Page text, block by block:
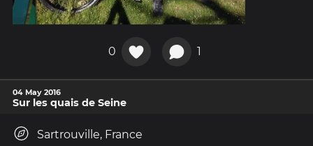
0 1
04 May 2016
Sur les quais de Seine
Sartrouville, France